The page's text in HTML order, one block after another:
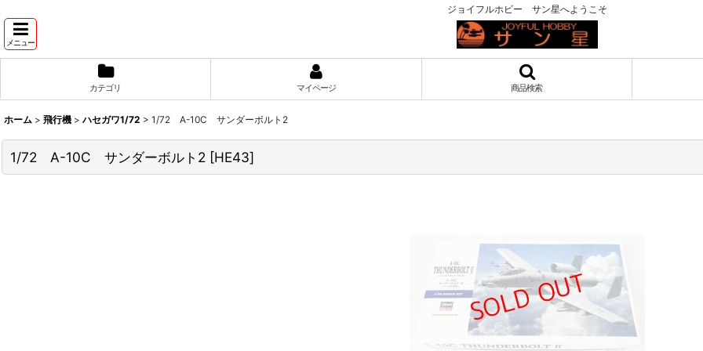
ジョイフルホビー サン星へようこそ
メニュー
カテゴリ マイページ 商品検索
ホーム > 飛行機 > ハセガワ1/72 > 1/72 A-10C サンダーボルト2
1/72 A-10C サンダーボルト2 [HE43]